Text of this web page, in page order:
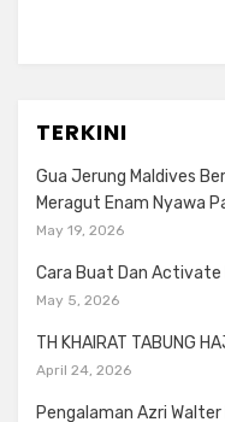
TERKINI
Gua Jerung Maldives
Meragut Enam Nyawa
May 19, 2026
Cara Buat Dan Activate
May 5, 2026
TH KHAIRAT TABUNG
April 24, 2026
Pengalaman Azri